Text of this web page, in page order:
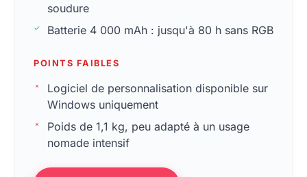
soudure
Batterie 4 000 mAh : jusqu'à 80 h sans RGB
POINTS FAIBLES
Logiciel de personnalisation disponible sur
Windows uniquement
Poids de 1,1 kg, peu adapté à un usage
nomade intensif